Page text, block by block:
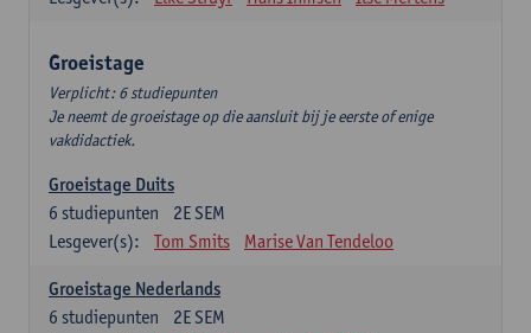
Groeistage
Verplicht: 6 studiepunten
Je neemt de groeistage op die aansluit bij je eerste of enige
vakdidactiek.
Groeistage Duits
2E SEM
6 studiepunten
Lesgever(s):
Tom Smits Marise Van Tendeloo
Groeistage Nederlands
2E SEM
6 studiepunten